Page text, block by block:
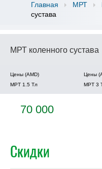
Главная МРТ
сустава
МРТ коленного сустава
Цены (AMD)
МРТ 1.5 Tл
Цены
МРТ 3
70 000
Скидки